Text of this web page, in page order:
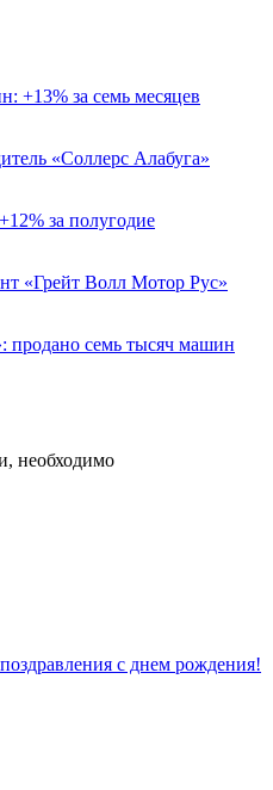
+13% за семь месяцев
«Соллерс Алабуга»
за полугодие
«Грейт Волл Мотор Рус»
продано семь тысяч машин
необходимо
с днем рождения!